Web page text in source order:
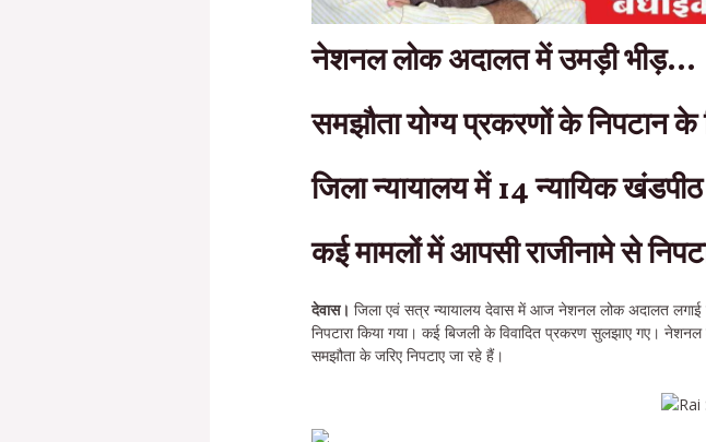
नेशनल लोक अदालत में उमड़ी भीड़…
समझौता योग्य प्रकरणों के
जिला न्यायालय में 14 न्यायिक
कई मामलों में आपसी राजीनामे से
देवास। जिला एवं सत्र न्यायालय देवास में आज नेशनल लोक अदालत
निपटारा किया गया। कई बिजली के विवादित प्रकरण सुलझाए गए।
समझौता के जरिए निपटाए जा रहे हैं।